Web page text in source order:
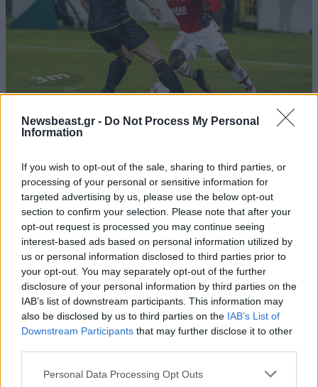
Newsbeast.gr - Do Not Process My Personal
Information
If you wish to opt-out of the sale, sharing to third parties, or
processing of your personal or sensitive information for
targeted advertising by us, please use the below opt-out
section to confirm your selection. Please note that after your
opt-out request is processed you may continue seeing
interest-based ads based on personal information utilized by
us or personal information disclosed to third parties prior to
your opt-out. You may separately opt-out of the further
disclosure of your personal information by third parties on the
IAB’s list of downstream participants. This information may
also be disclosed by us to third parties on the IAB’s List of
Downstream Participants that may further disclose it to other
Please note that this website/app uses one or more Google
Personal Data Processing Opt Outs
25·03·2017 04:50